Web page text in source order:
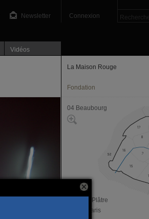
Connexion
Newsletter
Vidéos
La Maison Rouge
Fondation
04 Beaubourg
9 rue du Plâtre
75004 Paris